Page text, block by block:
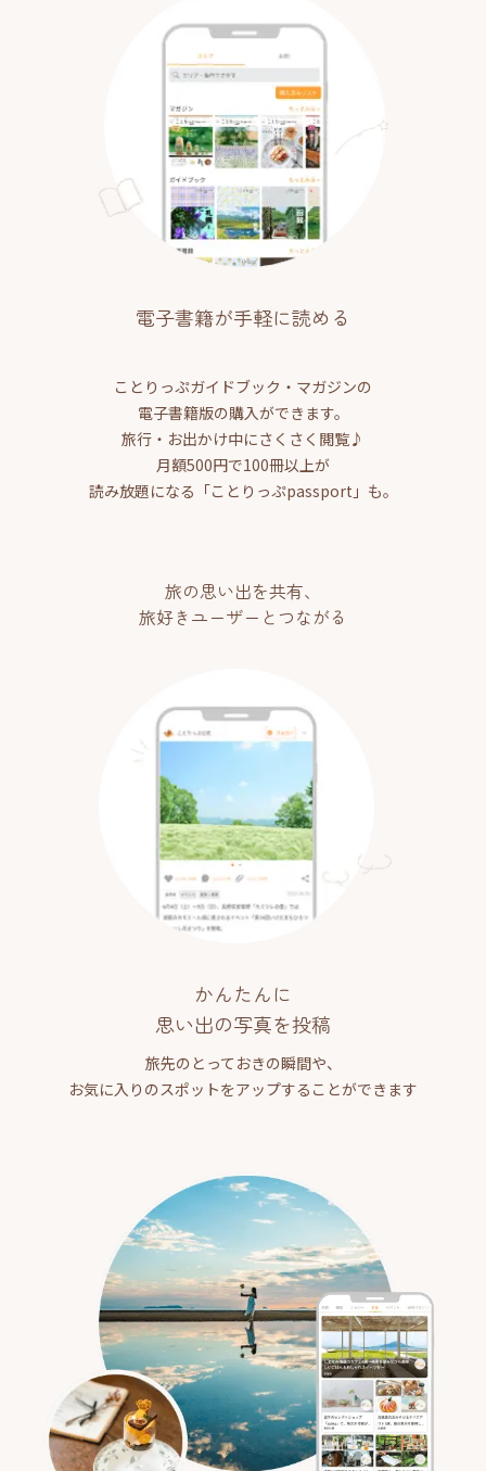
電子書籍が手軽に読める
ことりっぷガイドブック・マガジンの
電子書籍版の購入ができます。
旅行・お出かけ中にさくさく閲覧♪
月額500円で100冊以上が
読み放題になる「ことりっぷpassport」も。
旅の思い出を共有、
旅好きユーザーとつながる
かんたんに
思い出の写真を投稿
旅先のとっておきの瞬間や、
お気に入りのスポットをアップすることができます